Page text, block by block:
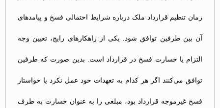
زمان تنظیم قرارداد ملک درباره شرایط احتمالی فسخ و پیامدهای
آن بین طرفین توافق شود. یکی از راهکارهای رایج، تعیین وجه
التزام یا خسارت فسخ در قرارداد است. بدین صورت که طرفین
توافق می‌کنند اگر هر کدام به تعهدات خود عمل نکرد یا خواستار
فسخ غیرموجه قرارداد بود، مبلغی را به عنوان خسارت به طرف